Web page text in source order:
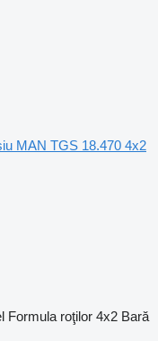
MAN TGS 18.470 4x2
Formula roţilor 4x2 Bară